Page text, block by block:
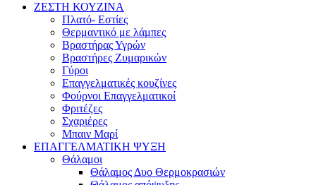
ΖΕΣΤΗ ΚΟΥΖΙΝΑ
Πλατό- Εστίες
Θερμαντικό με λάμπες
Βραστήρας Υγρών
Βραστήρες Ζυμαρικών
Γύροι
Επαγγελματικές κουζίνες
Φούρνοι Επαγγελματικοί
Φριτέζες
Σχαριέρες
Μπαιν Μαρί
ΕΠΑΓΓΕΛΜΑΤΙΚΗ ΨΥΞΗ
Θάλαμοι
Θάλαμος Δυο Θερμοκρασιών